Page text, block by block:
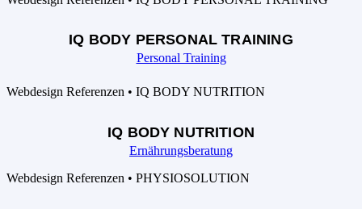
IQ BODY PERSONAL TRAINING
Personal Training
IQ BODY NUTRITION
Ernährungsberatung